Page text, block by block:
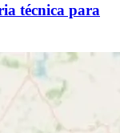
técnica para